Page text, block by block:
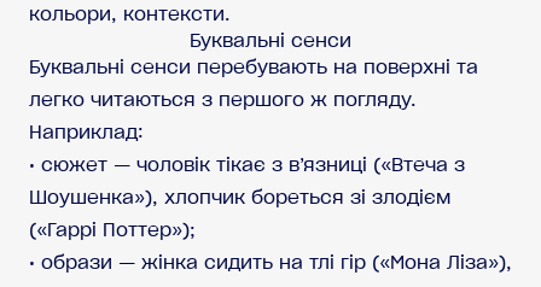
кольори, контексти.
Буквальні сенси
Буквальні сенси перебувають на поверхні та
легко читаються з першого ж погляду.
Наприклад:
• сюжет — чоловік тікає з в’язниці («Втеча з
Шоушенка»), хлопчик бореться зі злодієм
(«Гаррі Поттер»);
• образи — жінка сидить на тлі гір («Мона Ліза»),